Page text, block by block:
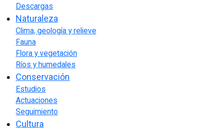
Descargas
Naturaleza
Clima, geología y relieve
Fauna
Flora y vegetación
Ríos y humedales
Conservación
Estudios
Actuaciones
Seguimiento
Cultura